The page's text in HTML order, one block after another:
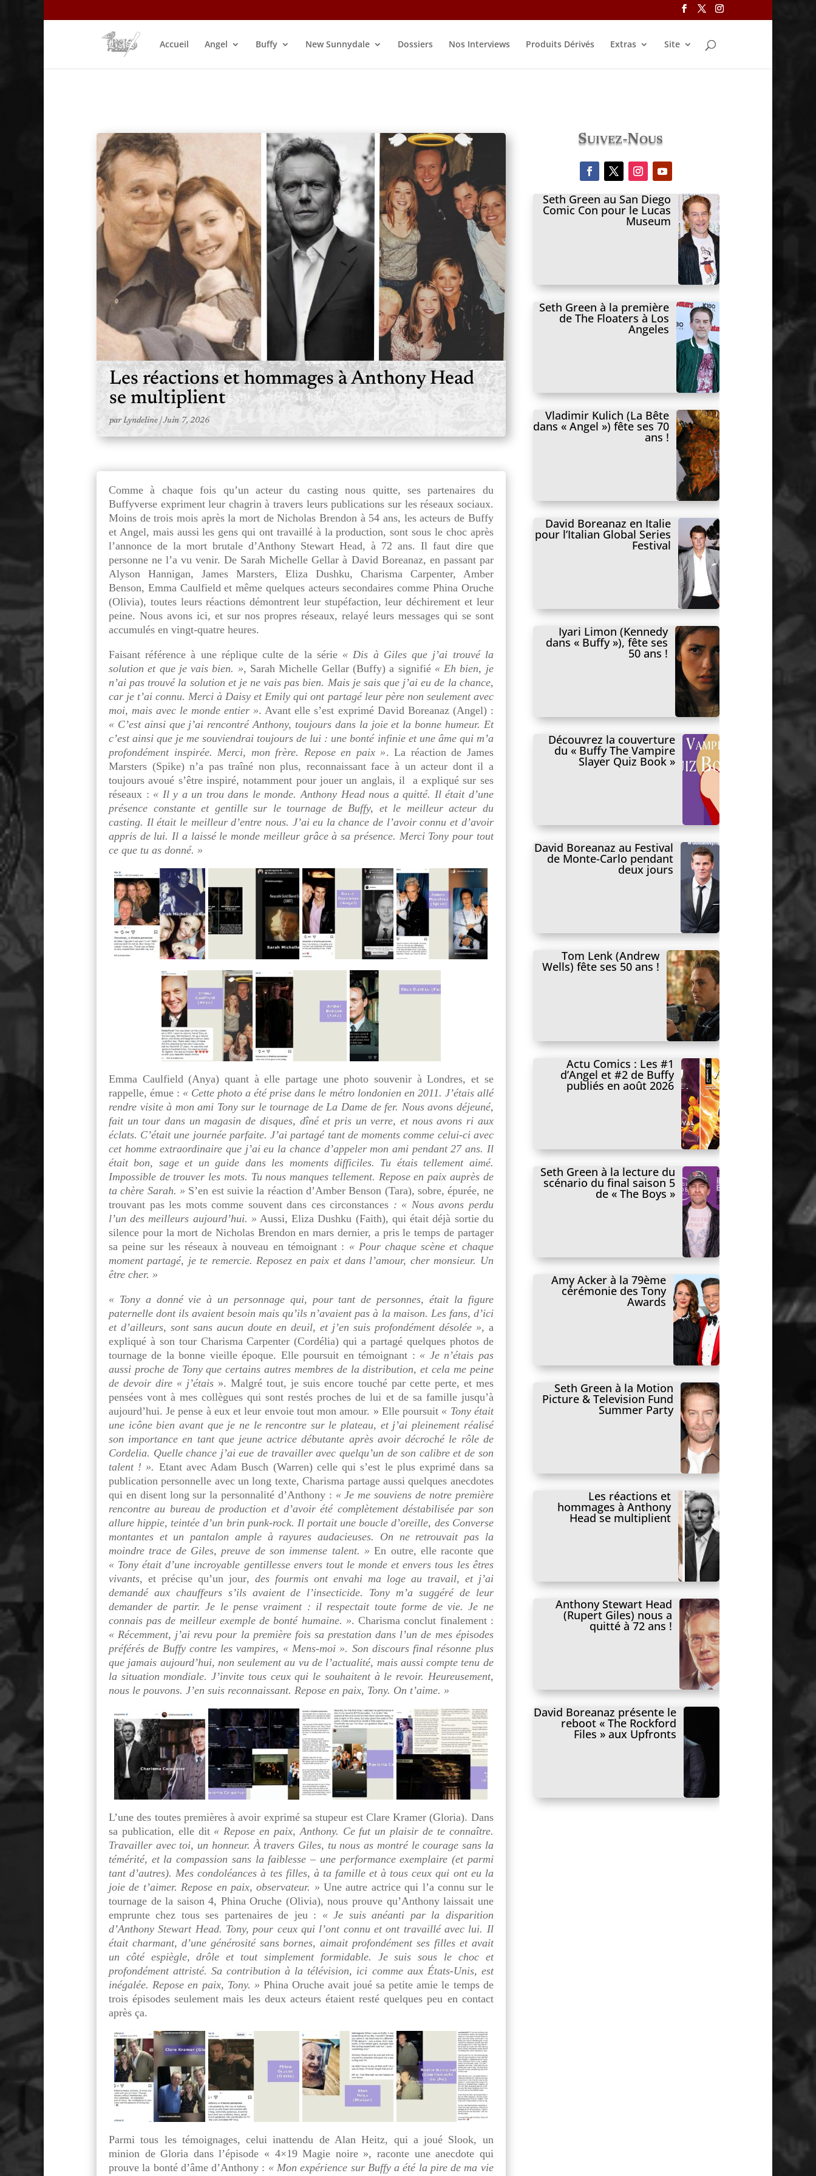
Accueil Angel Buffy New Sunnydale Dossiers Nos Interviews Produits Dérivés Extras Site
Les réactions et hommages à Anthony Head
se multiplient
parLyndeline |Juin 7, 2026
Comme à chaque fois qu’un acteur du casting nous quitte, ses partenaires du
Buffyverse expriment leur chagrin à travers leurs publications sur les réseaux sociaux.
Moins de trois mois après la mort de Nicholas Brendon à 54 ans, les acteurs de Buffy
et Angel, mais aussi les gens qui ont travaillé à la production, sont sous le choc après
l’annonce de la mort brutale d’Anthony Stewart Head, à 72 ans. Il faut dire que
personne ne l’a vu venir. De Sarah Michelle Gellar à David Boreanaz, en passant par
Alyson Hannigan, James Marsters, Eliza Dushku, Charisma Carpenter, Amber
Benson, Emma Caulfield et même quelques acteurs secondaires comme Phina Oruche
(Olivia), toutes leurs réactions démontrent leur stupéfaction, leur déchirement et leur
peine. Nous avons ici, et sur nos propres réseaux, relayé leurs messages qui se sont
accumulés en vingt-quatre heures.
Faisant référence à une réplique culte de la série « Dis à Giles que j’ai trouvé la
solution et que je vais bien. », Sarah Michelle Gellar (Buffy) a signifié « Eh bien, je
n’ai pas trouvé la solution et je ne vais pas bien. Mais je sais que j’ai eu de la chance,
car je t’ai connu. Merci à Daisy et Emily qui ont partagé leur père non seulement avec
moi, mais avec le monde entier ». Avant elle s’est exprimé David Boreanaz (Angel) :
« C’est ainsi que j’ai rencontré Anthony, toujours dans la joie et la bonne humeur. Et
c’est ainsi que je me souviendrai toujours de lui : une bonté infinie et une âme qui m’a
profondément inspirée. Merci, mon frère. Repose en paix ». La réaction de James
Marsters (Spike) n’a pas traîné non plus, reconnaissant face à un acteur dont il a
toujours avoué s’être inspiré, notamment pour jouer un anglais, il a expliqué sur ses
réseaux : « Il y a un trou dans le monde. Anthony Head nous a quitté. Il était d’une
présence constante et gentille sur le tournage de Buffy, et le meilleur acteur du
casting. Il était le meilleur d’entre nous. J’ai eu la chance de l’avoir connu et d’avoir
appris de lui. Il a laissé le monde meilleur grâce à sa présence. Merci Tony pour tout
ce que tu as donné. »
Emma Caulfield (Anya) quant à elle partage une photo souvenir à Londres, et se
rappelle, émue : « Cette photo a été prise dans le métro londonien en 2011. J’étais allé
rendre visite à mon ami Tony sur le tournage de La Dame de fer. Nous avons déjeuné,
fait un tour dans un magasin de disques, dîné et pris un verre, et nous avons ri aux
éclats. C’était une journée parfaite. J’ai partagé tant de moments comme celui-ci avec
cet homme extraordinaire que j’ai eu la chance d’appeler mon ami pendant 27 ans. Il
était bon, sage et un guide dans les moments difficiles. Tu étais tellement aimé.
Impossible de trouver les mots. Tu nous manques tellement. Repose en paix auprès de
ta chère Sarah. » S’en est suivie la réaction d’Amber Benson (Tara), sobre, épurée, ne
trouvant pas les mots comme souvent dans ces circonstances : « Nous avons perdu
l’un des meilleurs aujourd’hui. » Aussi, Eliza Dushku (Faith), qui était déjà sortie du
silence pour la mort de Nicholas Brendon en mars dernier, a pris le temps de partager
sa peine sur les réseaux à nouveau en témoignant : « Pour chaque scène et chaque
moment partagé, je te remercie. Reposez en paix et dans l’amour, cher monsieur. Un
être cher. »
« Tony a donné vie à un personnage qui, pour tant de personnes, était la figure
paternelle dont ils avaient besoin mais qu’ils n’avaient pas à la maison. Les fans, d’ici
et d’ailleurs, sont sans aucun doute en deuil, et j’en suis profondément désolée », a
expliqué à son tour Charisma Carpenter (Cordélia) qui a partagé quelques photos de
tournage de la bonne vieille époque. Elle poursuit en témoignant : « Je n’étais pas
aussi proche de Tony que certains autres membres de la distribution, et cela me peine
de devoir dire « j’étais ». Malgré tout, je suis encore touché par cette perte, et mes
pensées vont à mes collègues qui sont restés proches de lui et de sa famille jusqu’à
aujourd’hui. Je pense à eux et leur envoie tout mon amour. » Elle poursuit « Tony était
une icône bien avant que je ne le rencontre sur le plateau, et j’ai pleinement réalisé
son importance en tant que jeune actrice débutante après avoir décroché le rôle de
Cordelia. Quelle chance j’ai eue de travailler avec quelqu’un de son calibre et de son
talent ! ». Etant avec Adam Busch (Warren) celle qui s’est le plus exprimé dans sa
publication personnelle avec un long texte, Charisma partage aussi quelques anecdotes
qui en disent long sur la personnalité d’Anthony : « Je me souviens de notre première
rencontre au bureau de production et d’avoir été complètement déstabilisée par son
allure hippie, teintée d’un brin punk-rock. Il portait une boucle d’oreille, des Converse
montantes et un pantalon ample à rayures audacieuses. On ne retrouvait pas la
moindre trace de Giles, preuve de son immense talent. » En outre, elle raconte que
« Tony était d’une incroyable gentillesse envers tout le monde et envers tous les êtres
vivants, et précise qu’un jour, des fourmis ont envahi ma loge au travail, et j’ai
demandé aux chauffeurs s’ils avaient de l’insecticide. Tony m’a suggéré de leur
demander de partir. Je le pense vraiment : il respectait toute forme de vie. Je ne
connais pas de meilleur exemple de bonté humaine. ». Charisma conclut finalement :
« Récemment, j’ai revu pour la première fois sa prestation dans l’un de mes épisodes
préférés de Buffy contre les vampires, « Mens-moi ». Son discours final résonne plus
que jamais aujourd’hui, non seulement au vu de l’actualité, mais aussi compte tenu de
la situation mondiale. J’invite tous ceux qui le souhaitent à le revoir. Heureusement,
nous le pouvons. J’en suis reconnaissant. Repose en paix, Tony. On t’aime. »
L’une des toutes premières à avoir exprimé sa stupeur est Clare Kramer (Gloria). Dans
sa publication, elle dit « Repose en paix, Anthony. Ce fut un plaisir de te connaître.
Travailler avec toi, un honneur. À travers Giles, tu nous as montré le courage sans la
témérité, et la compassion sans la faiblesse – une performance exemplaire (et parmi
tant d’autres). Mes condoléances à tes filles, à ta famille et à tous ceux qui ont eu la
joie de t’aimer. Repose en paix, observateur. » Une autre actrice qui l’a connu sur le
tournage de la saison 4, Phina Oruche (Olivia), nous prouve qu’Anthony laissait une
emprunte chez tous ses partenaires de jeu : « Je suis anéanti par la disparition
d’Anthony Stewart Head. Tony, pour ceux qui l’ont connu et ont travaillé avec lui. Il
était charmant, d’une générosité sans bornes, aimait profondément ses filles et avait
un côté espiègle, drôle et tout simplement formidable. Je suis sous le choc et
profondément attristé. Sa contribution à la télévision, ici comme aux États-Unis, est
inégalée. Repose en paix, Tony. »Phina Oruche avait joué sa petite amie le temps de
trois épisodes seulement mais les deux acteurs étaient resté quelques peu en contact
après ça.
Parmi tous les témoignages, celui inattendu de Alan Heitz, qui a joué Slook, un
minion de Gloria dans l’épisode « 4×19 Magie noire », raconte une anecdote qui
prouve la bonté d’âme d’Anthony : « Mon expérience sur Buffy a été la pire de ma vie
Suivez-Nous
Seth Green au San Diego
Comic Con pour le Lucas
Museum
Seth Green à la première
de The Floaters à Los
Angeles
Vladimir Kulich (La Bête
dans « Angel ») fête ses 70
ans !
David Boreanaz en Italie
pour l’Italian Global Series
Festival
Iyari Limon (Kennedy
dans « Buffy »), fête ses
50 ans !
Découvrez la couverture
du « Buffy The Vampire
Slayer Quiz Book »
David Boreanaz au Festival
de Monte-Carlo pendant
deux jours
Tom Lenk (Andrew
Wells) fête ses 50 ans !
Actu Comics : Les #1
d’Angel et #2 de Buffy
publiés en août 2026
Seth Green à la lecture du
scénario du final saison 5
de « The Boys »
Amy Acker à la 79ème
cérémonie des Tony
Awards
Seth Green à la Motion
Picture & Television Fund
Summer Party
Les réactions et
hommages à Anthony
Head se multiplient
Anthony Stewart Head
(Rupert Giles) nous a
quitté à 72 ans !
David Boreanaz présente le
reboot « The Rockford
Files » aux Upfronts